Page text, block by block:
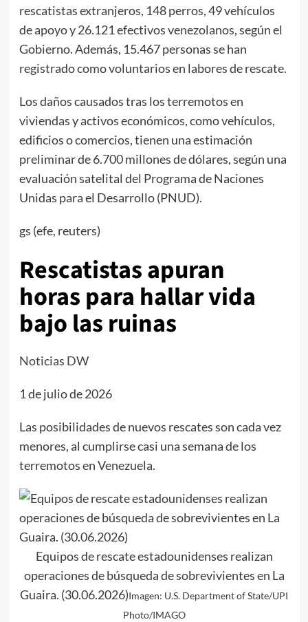
rescatistas extranjeros, 148 perros, 49 vehículos
de apoyo y 26.121 efectivos venezolanos, según el
Gobierno. Además, 15.467 personas se han
registrado como voluntarios en labores de rescate.
Los daños causados tras los terremotos en
viviendas y activos económicos, como vehículos,
edificios o comercios, tienen una estimación
preliminar de 6.700 millones de dólares, según una
evaluación satelital del Programa de Naciones
Unidas para el Desarrollo (PNUD).
gs (efe, reuters)
Rescatistas apuran
horas para hallar vida
bajo las ruinas
Noticias DW
1 de julio de 2026
Las posibilidades de nuevos rescates son cada vez
menores, al cumplirse casi una semana de los
terremotos en Venezuela.
Equipos de rescate estadounidenses realizan
operaciones de búsqueda de sobrevivientes en La
Guaira. (30.06.2026)Imagen: U.S. Department of State/UPI
Photo/IMAGO